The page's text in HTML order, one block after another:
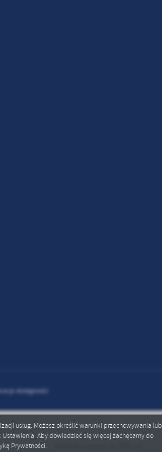
usług. Możesz określić warunki przechowywania lub
Aby dowiedzieć się więcej zachęcamy do
Prywatności.
dostępności
Kalendarz imprez na 2026 rok